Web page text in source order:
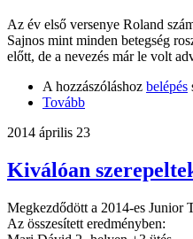
Az év első versenye Roland
Sajnos mint minden betegség
előtt, de a nevezés már le volt
A hozzászóláshoz belépés
Tovább
2014 április 23
Kiválóan
Megkezdődött a 2014-es Junior
Az összesített eredményben: